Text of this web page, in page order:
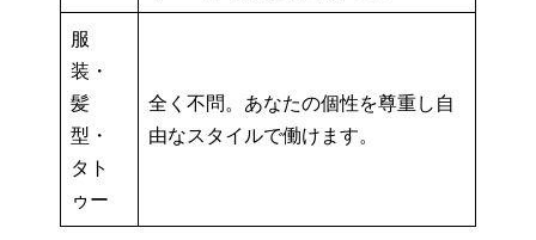
服
装・
髪
型・
タト
ゥー
全く不問。あなたの個性を尊重し自
由なスタイルで働けます。